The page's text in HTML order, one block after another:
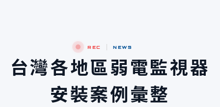
REC NEWS
台灣各地區弱電監視器
安裝案例彙整